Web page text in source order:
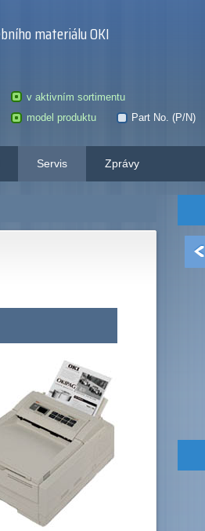
materiálu OKI
v aktivním sortimentu
model produktu
Part No. (P/N)
Servis Zprávy